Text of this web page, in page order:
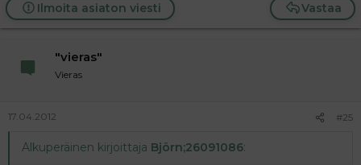
Vastaa
Ilmoita asiaton viesti
"vieras"
Vieras
17.04.2012 #25
Alkuperäinen kirjoittaja Björn;26091086: